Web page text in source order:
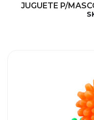
JUGUETE P/